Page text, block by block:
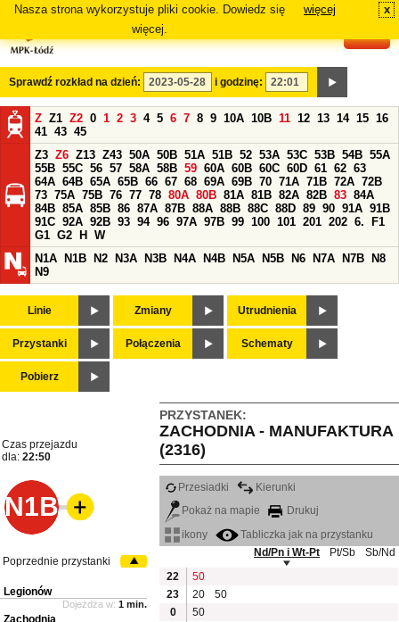
Nasza strona wykorzystuje pliki cookie. Dowiedz się
więcej.
więcej x
Sprawdź rozkład na dzień: i godzinę:
Z Z1 Z2 0 1 2 3 4 5 6 7 8 9 10A 10B 11 12 13 14 15 16
41 43 45
Z3 Z6 Z13 Z43 50A 50B 51A 51B 52 53A 53C 53B 54B 55A
55B 55C 56 57 58A 58B 59 60A 60B 60C 60D 61 62 63
64A 64B 65A 65B 66 67 68 69A 69B 70 71A 71B 72A 72B
73 75A 75B 76 77 78 80A 80B 81A 81B 82A 82B 83 84A
84B 85A 85B 86 87A 87B 88A 88B 88C 88D 89 90 91A 91B
91C 92A 92B 93 94 96 97A 97B 99 100 101 201 202 6.
F1
G1 G2 H
W
N1A
N1B N2 N3A N3B N4A N4B N5A N5B N6 N7A N7B
N8
N9
Linie Zmiany Utrudnienia
Przystanki Połączenia Schematy
Pobierz
PRZYSTANEK:
ZACHODNIA - MANUFAKTURA
(2316)
Czas przejazdu
dla: 22:50
N1B
Przesiadki
Kierunki
Pokaż na mapie
Drukuj
ikony
Tabliczka jak na przystanku
Nd/Pn i Wt-Pt
Pt/Sb
Sb/Nd
22
50
23
20
50
0
50
Poprzednie przystanki
Legionów
Dojeżdża w: 1 min.
Zachodnia